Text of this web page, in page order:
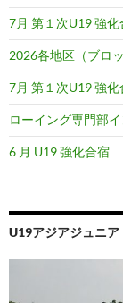
7月 第１次U19 強
2026各地区（ブロ
7月 第１次U19 強
ローイング専門部
6 月 U19 強化合宿
U19アジアジュニア